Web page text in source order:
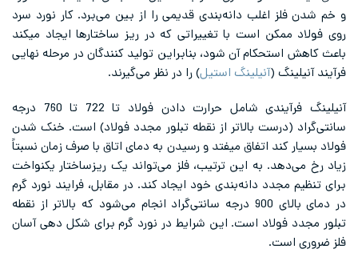
و خم شدن فلز اغلب دانه‌بندی قدیمی را از بین می‌برد. کار نورد سرد
روی فولاد ممکن است با تغییراتی که در ریز ساختارها ایجاد میکند
باعث کاهش استحکام آن شود، بنابراین تولید کنندگان در مرحله نهایی
فرآیند آنیلینگ (آنیلینگ استیل) را در نظر می‌گیرند.
آنیلینگ فرآیندی شامل حرارت دادن فولاد تا 722 تا 760 درجه
سانتی‌گراد (درست بالاتر از نقطه تبلور مجدد فولاد) است. خنک شدن
فولاد بسیار کند اتفاق میفتد و رسیدن به دمای اتاق با صرف زمان نسبتاً
زیاد رخ می‌دهد. به این ترتیب، فلز می‌تواند یک ریزساختار یکنواخت
برای تنظیم مجدد دانه‌بندی خود ایجاد کند. در مقابل، فرایند نورد گرم
در دمای بالای 900 درجه سانتی‌گراد انجام می‌شود که بالاتر از نقطه
تبلور مجدد فولاد است. این شرایط در نورد گرم برای شکل دهی آسان
فلز ضروری است.